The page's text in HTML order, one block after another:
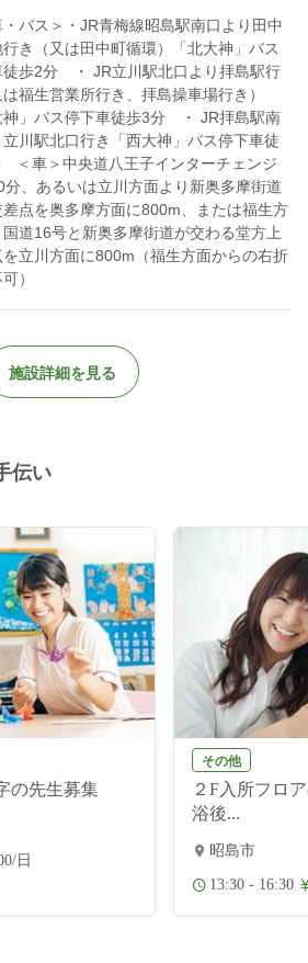
・バス＞・JR青梅線昭島駅南口より田中
き（又は田中町循環）「北大神」バス
徒歩2分 ・ JR立川駅北口より拝島駅行
は福生営業所行き、拝島操車場行き）
神」バス停下車徒歩3分 ・ JR拝島駅南
立川駅北口行き「西大神」バス停下車徒
車＞中央道八王子インターチェンジ
分、あるいは立川方面より新奥多摩街道
点を奥多摩方面に800m、または福生方
道16号と新奥多摩街道が交わる堂方上
立川方面に800m（福生方面からの右折
）
施設詳細を見る
伝い
の先生募集
日
その他
２F入所フロ
浴後...
昭島市
13:30 - 16:30